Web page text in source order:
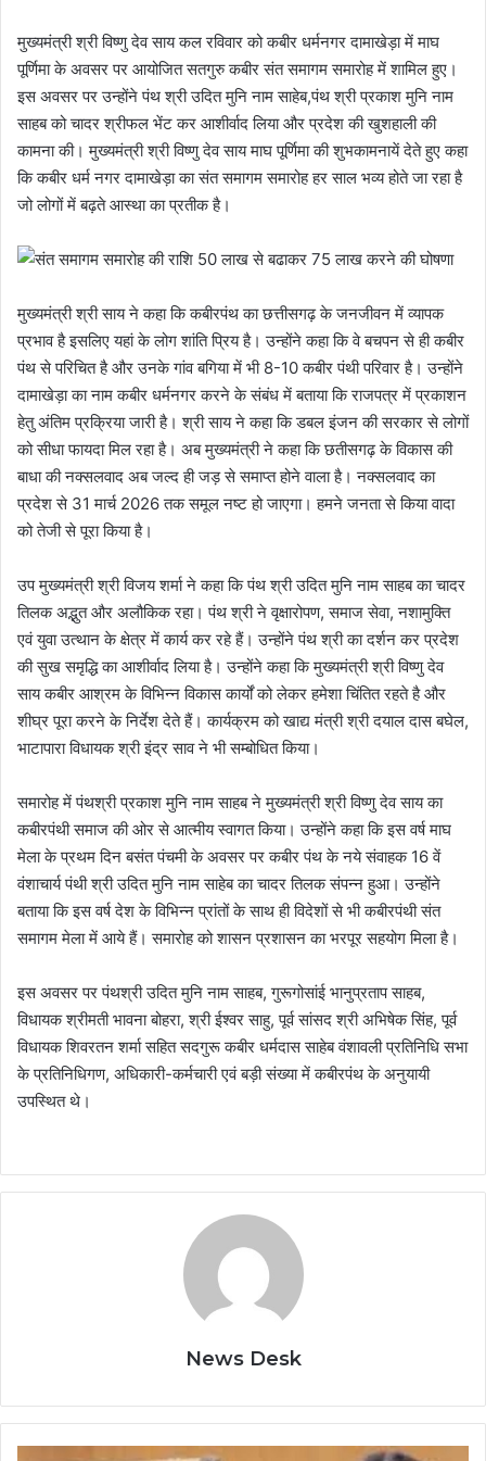
मुख्यमंत्री श्री विष्णु देव साय कल रविवार को कबीर धर्मनगर दामाखेड़ा में माघ
पूर्णिमा के अवसर पर आयोजित सतगुरु कबीर संत समागम समारोह में शामिल हुए।
इस अवसर पर उन्होंने पंथ श्री उदित मुनि नाम साहेब,पंथ श्री प्रकाश मुनि नाम
साहब को चादर श्रीफल भेंट कर आशीर्वाद लिया और प्रदेश की खुशहाली की
कामना की। मुख्यमंत्री श्री विष्णु देव साय माघ पूर्णिमा की शुभकामनायें देते हुए कहा
कि कबीर धर्म नगर दामाखेड़ा का संत समागम समारोह हर साल भव्य होते जा रहा है
जो लोगों में बढ़ते आस्था का प्रतीक है।
मुख्यमंत्री श्री साय ने कहा कि कबीरपंथ का छत्तीसगढ़ के जनजीवन में व्यापक
प्रभाव है इसलिए यहां के लोग शांति प्रिय है। उन्होंने कहा कि वे बचपन से ही कबीर
पंथ से परिचित है और उनके गांव बगिया में भी 8-10 कबीर पंथी परिवार है। उन्होंने
दामाखेड़ा का नाम कबीर धर्मनगर करने के संबंध में बताया कि राजपत्र में प्रकाशन
हेतु अंतिम प्रक्रिया जारी है। श्री साय ने कहा कि डबल इंजन की सरकार से लोगों
को सीधा फायदा मिल रहा है। अब ​मुख्यमंत्री ने कहा कि छतीसगढ़ के विकास की
बाधा की नक्सलवाद अब जल्द ही जड़ से समाप्त होने वाला है। नक्सलवाद का
प्रदेश से 31 मार्च 2026 तक समूल नष्ट हो जाएगा। हमने जनता से किया वादा
को तेजी से पूरा किया है।
उप मुख्यमंत्री श्री विजय शर्मा ने कहा कि पंथ श्री उदित मुनि नाम साहब का चादर
तिलक अद्भुत और अलौकिक रहा। पंथ श्री ने वृक्षारोपण, समाज सेवा, नशामुक्ति
एवं युवा उत्थान के क्षेत्र में कार्य कर रहे हैं। उन्होंने पंथ श्री का दर्शन कर प्रदेश
की सुख समृद्धि का आशीर्वाद लिया है। उन्होंने कहा कि मुख्यमंत्री श्री विष्णु देव
साय कबीर आश्रम के विभिन्न विकास कार्यों को लेकर हमेशा चिंतित रहते है और
शीघ्र पूरा करने के निर्देश देते हैं। कार्यक्रम को खाद्य मंत्री श्री दयाल दास बघेल,
भाटापारा विधायक श्री इंद्र साव ने भी सम्बोधित किया।
समारोह में पंथश्री प्रकाश मुनि नाम साहब ने मुख्यमंत्री श्री विष्णु देव साय का
कबीरपंथी समाज की ओर से आत्मीय स्वागत किया। उन्होंने कहा कि इस वर्ष माघ
मेला के प्रथम दिन बसंत पंचमी के अवसर पर कबीर पंथ के नये संवाहक 16 वें
वंशाचार्य पंथी श्री उदित मुनि नाम साहेब का चादर तिलक संपन्न हुआ। उन्होंने
बताया कि इस वर्ष देश के विभिन्न प्रांतों के साथ ही विदेशों से भी कबीरपंथी संत
समागम मेला में आये हैं। समारोह को शासन प्रशासन का भरपूर सहयोग मिला है।
इस अवसर पर पंथश्री उदित मुनि नाम साहब, गुरूगोसांई भानुप्रताप साहब,
विधायक श्रीमती भावना बोहरा, श्री ईश्वर साहु, पूर्व सांसद श्री अभिषेक सिंह, पूर्व
विधायक शिवरतन शर्मा सहित सदगुरू कबीर धर्मदास साहेब वंशावली प्रतिनिधि सभा
के प्रतिनिधिगण, अधिकारी-कर्मचारी एवं बड़ी संख्या में कबीरपंथ के अनुयायी
उपस्थित थे।
News Desk